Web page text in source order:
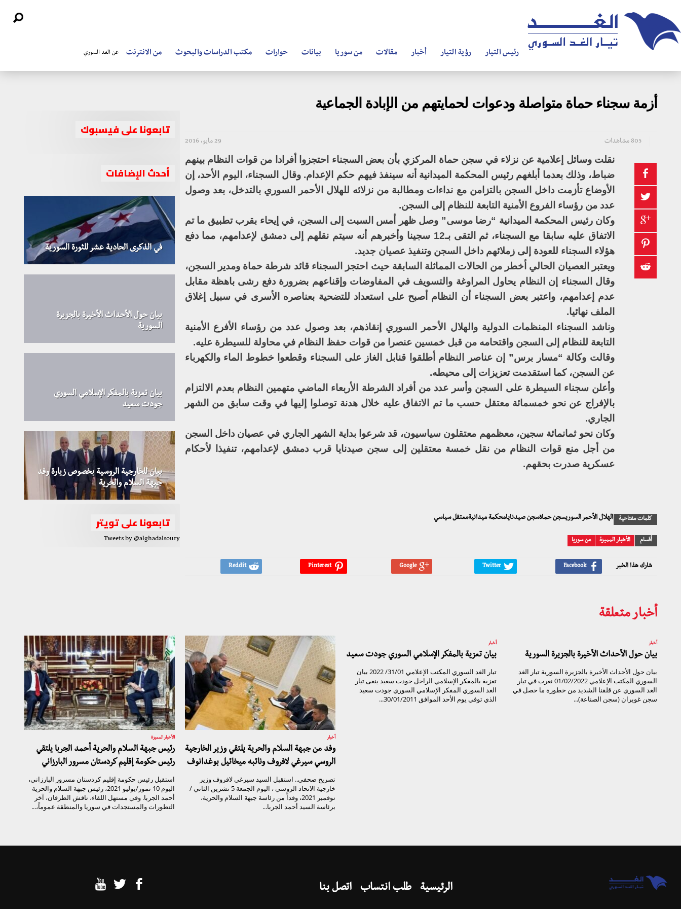
رئيس التيار رؤية التيار أخبار مقالات من سوريا بيانات حوارات مكتب الدراسات والبحوث من الانترنت عن الغد السوري
أزمة سجناء حماة متواصلة ودعوات لحمايتهم من الإبادة الجماعية
29 مايو، 2016 805 مشاهدات
نقلت وسائل إعلامية عن نزلاء في سجن حماة المركزي بأن بعض السجناء احتجزوا أفرادا من قوات النظام بينهم
ضباط، وذلك بعدما أبلغهم رئيس المحكمة الميدانية أنه سينفذ فيهم حكم الإعدام. وقال السجناء، اليوم الأحد، إن
الأوضاع تأزمت داخل السجن بالتزامن مع نداءات ومطالبة من نزلائه للهلال الأحمر السوري بالتدخل، بعد وصول
عدد من رؤساء الفروع الأمنية التابعة للنظام إلى السجن.
وكان رئيس المحكمة الميدانية “رضا موسى” وصل ظهر أمس السبت إلى السجن، في إيحاء بقرب تطبيق ما تم
الاتفاق عليه سابقا مع السجناء، ثم التقى بـ12 سجينا وأخبرهم أنه سيتم نقلهم إلى دمشق لإعدامهم، مما دفع
هؤلاء السجناء للعودة إلى زملائهم داخل السجن وتنفيذ عصيان جديد.
ويعتبر العصيان الحالي أخطر من الحالات المماثلة السابقة حيث احتجز السجناء قائد شرطة حماة ومدير السجن،
وقال السجناء إن النظام يحاول المراوغة والتسويف في المفاوضات وإقناعهم بضرورة دفع رشى باهظة مقابل
عدم إعدامهم، واعتبر بعض السجناء أن النظام أصبح على استعداد للتضحية بعناصره الأسرى في سبيل إغلاق
الملف نهائيا.
وناشد السجناء المنظمات الدولية والهلال الأحمر السوري إنقاذهم، بعد وصول عدد من رؤساء الأفرع الأمنية
التابعة للنظام إلى السجن واقتحامه من قبل خمسين عنصرا من قوات حفظ النظام في محاولة للسيطرة عليه.
وقالت وكالة “مسار برس” إن عناصر النظام أطلقوا قنابل الغاز على السجناء وقطعوا خطوط الماء والكهرباء
عن السجن، كما استقدمت تعزيزات إلى محيطه.
وأعلن سجناء السيطرة على السجن وأسر عدد من أفراد الشرطة الأربعاء الماضي متهمين النظام بعدم الالتزام
بالإفراج عن نحو خمسمائة معتقل حسب ما تم الاتفاق عليه خلال هدنة توصلوا إليها في وقت سابق من الشهر
الجاري.
وكان نحو ثمانمائة سجين، معظمهم معتقلون سياسيون، قد شرعوا بداية الشهر الجاري في عصيان داخل السجن
من أجل منع قوات النظام من نقل خمسة معتقلين إلى سجن صيدنايا قرب دمشق لإعدامهم، تنفيذا لأحكام
عسكرية صدرت بحقهم.
كلمات مفتاحية الهلال الأحمر السوريسجن حماةسجن صيدنايامحكمة ميدانيةمعتقل سياسي
أقسام الأخبار المميزة من سوريا
شارك هذا الخبر
تابعونا على فيسبوك
أحدث الإضافات
في الذكرى الحادية عشر للثورة السورية
بيان حول الأحداث الأخيرة بالجزيرة
السورية
بيان تعزية بالمفكر الإسلامي السوري
جودت سعيد
بيان للخارجية الروسية بخصوص زيارة وفد
جبهة السلام والحرية
تابعونا على تويتر
Tweets by @alghadalsoury
أخبار متعلقة
أخبار
بيان حول الأحداث الأخيرة بالجزيرة السورية
بيان حول الأحداث الأخيرة بالجزيرة السورية تيار الغد
السوري المكتب الإعلامي 01/02/2022 نعرب في تيار
الغد السوري عن قلقنا الشديد من خطورة ما حصل في
سجن غويران (سجن الصناعة)...
أخبار
بيان تعزية بالمفكر الإسلامي السوري جودت سعيد
تيار الغد السوري المكتب الإعلامي 31/01/ 2022 بيان
تعزية بالمفكر الإسلامي الراحل جودت سعيد ينعى تيار
الغد السوري المفكر الإسلامي السوري جودت سعيد
الذي توفي يوم الأحد الموافق 30/01/2011...
أخبار
وفد من جبهة السلام والحرية يلتقي وزير الخارجية
الروسي سيرغي لافروف ونائبه ميخائيل بوغدانوف
تصريح صحفي.. استقبل السيد سيرغي لافروف وزير
خارجية الاتحاد الروسي ، اليوم الجمعة 5 تشرين الثاني /
نوفمبر 2021، وفداً من رئاسة جبهة السلام والحرية،
برئاسة السيد أحمد الجربا...
الأخبار المميزة
رئيس جبهة السلام والحرية أحمد الجربا يلتقي
رئيس حكومة إقليم كردستان مسرور البارزاني
استقبل رئيس حكومة إقليم كردستان مسرور البارزاني،
اليوم 10 تموز/يوليو 2021، رئيس جبهة السلام والحرية
أحمد الجربا. وفي مستهل اللقاء، ناقش الطرفان، آخر
التطورات والمستجدات في سوريا والمنطقة عموماً،...
الرئيسية طلب انتساب اتصل بنا